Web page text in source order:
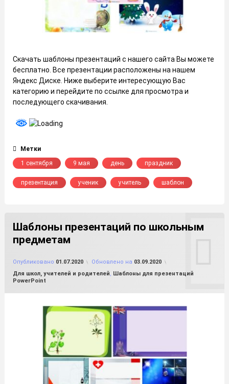
Скачать шаблоны презентаций с нашего сайта Вы можете
бесплатно. Все презентации расположены на нашем
Яндекс Диске. Ниже выберите интересующую Вас
категорию и перейдите по ссылке для просмотра и
последующего скачивания.
Метки
1 сентября
9 мая день праздник
презентация ученик учитель шаблон
Шаблоны презентаций по школьным
предметам
Опубликовано 01.07.2020 Обновлено на 03.09.2020
Рубрики:
Для школ, учителей и родителей, Шаблоны для презентаций
PowerPoint